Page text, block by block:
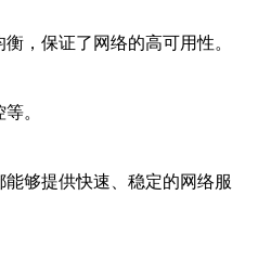
，保证了网络的高可用性。
。
够提供快速、稳定的网络服